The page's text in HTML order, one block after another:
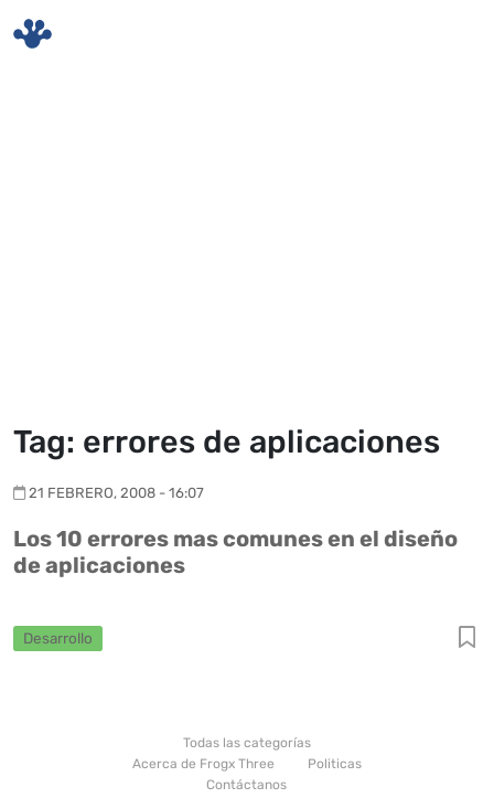
Tag: errores de aplicaciones
21 FEBRERO, 2008 - 16:07
Los 10 errores mas comunes en el diseño
de aplicaciones
Desarrollo
Todas las categorías
Acerca de Frogx Three
Politicas
Contáctanos